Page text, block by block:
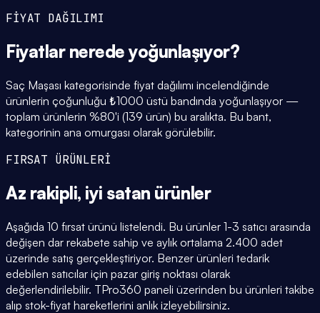
FİYAT DAĞILIMI
Fiyatlar nerede yoğunlaşıyor?
Saç Maşası kategorisinde fiyat dağılımı incelendiğinde
ürünlerin çoğunluğu ₺1000 üstü bandında yoğunlaşıyor —
toplam ürünlerin %80'i (139 ürün) bu aralıkta. Bu bant,
kategorinin ana omurgası olarak görülebilir.
FIRSAT ÜRÜNLERİ
Az rakipli, iyi satan ürünler
Aşağıda 10 fırsat ürünü listelendi. Bu ürünler 1-3 satıcı arasında
değişen dar rekabete sahip ve aylık ortalama 2.400 adet
üzerinde satış gerçekleştiriyor. Benzer ürünleri tedarik
edebilen satıcılar için pazar giriş noktası olarak
değerlendirilebilir. TPro360 paneli üzerinden bu ürünleri takibe
alıp stok-fiyat hareketlerini anlık izleyebilirsiniz.